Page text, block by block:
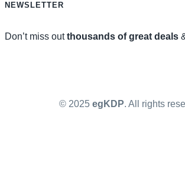
NEWSLETTER
Don’t miss outthousands of great deals
© 2025 egKDP. All rights